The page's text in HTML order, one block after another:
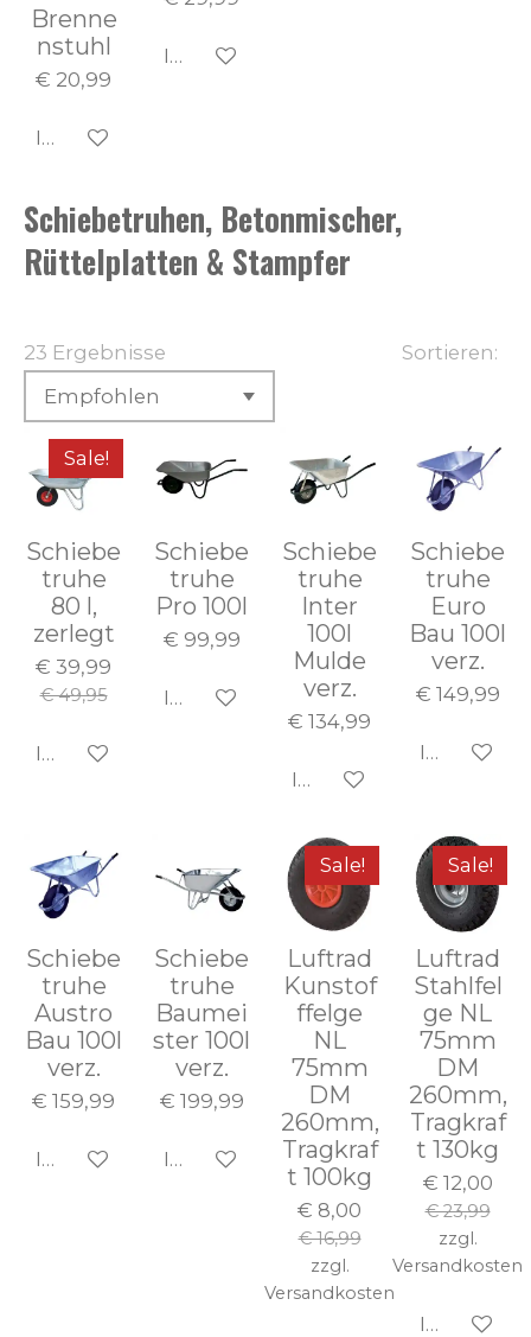
Brenne
nstuhl
€ 20,99
In den Warenkorb
In den Warenkorb
Schiebetruhen, Betonmischer,
Rüttelplatten & Stampfer
23 Ergebnisse Sortieren:
Sale!
Schiebe
truhe
80 l,
zerlegt
€ 39,99
€ 49,95
In den Warenkorb
Schiebe
truhe
Pro 100l
€ 99,99
In den Warenkorb
Schiebe
truhe
Inter
100l
Mulde
verz.
€ 134,99
In den Warenkorb
Schiebe
truhe
Euro
Bau 100l
verz.
€ 149,99
In den
Schiebe
truhe
Austro
Bau 100l
verz.
€ 159,99
In den Warenkorb
Schiebe
truhe
Baumei
ster 100l
verz.
€ 199,99
In den Warenkorb
Sale!
Luftrad
Kunstof
ffelge
NL
75mm
DM
260mm,
Tragkraf
t 100kg
€ 8,00
€ 16,99
zzgl.
Versandkosten
Sale!
Luftrad
Stahlfel
ge NL
75mm
DM
260mm,
Tragkraf
t 130kg
€ 12,00
€ 23,99
zzgl.
Versandkosten
In den